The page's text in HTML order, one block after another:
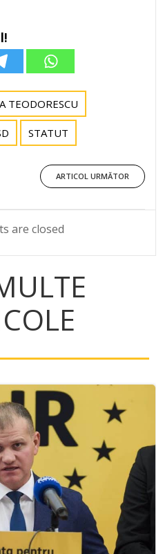
TEODORESCU
STATUT
Post
navigation
ARTICOL URMĂTOR
are closed